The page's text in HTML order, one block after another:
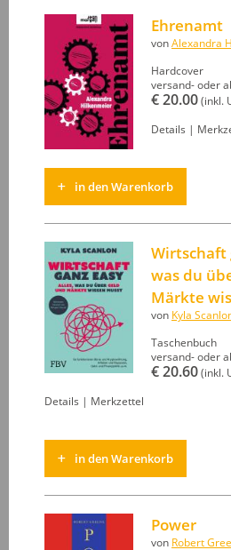
Ehrenamt
von Alexandra
Hardcover
versand- oder
€ 20.00 (inkl.
Details |
in den Warenkorb
Wirtschaft
was du
Märkte
von Kyla
Taschenbuch
versand- oder
€ 20.60 (inkl.
Details | Merkzettel
in den Warenkorb
Power
von Robert